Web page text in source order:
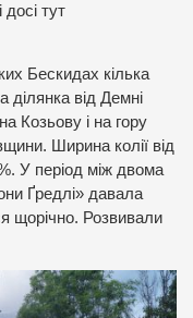
досі тут
Бескидах кілька
ділянка від Демні
Козьову і на гору
Ширина колії від
У період між двома
Ґредлі» давала
щорічно. Розвивали